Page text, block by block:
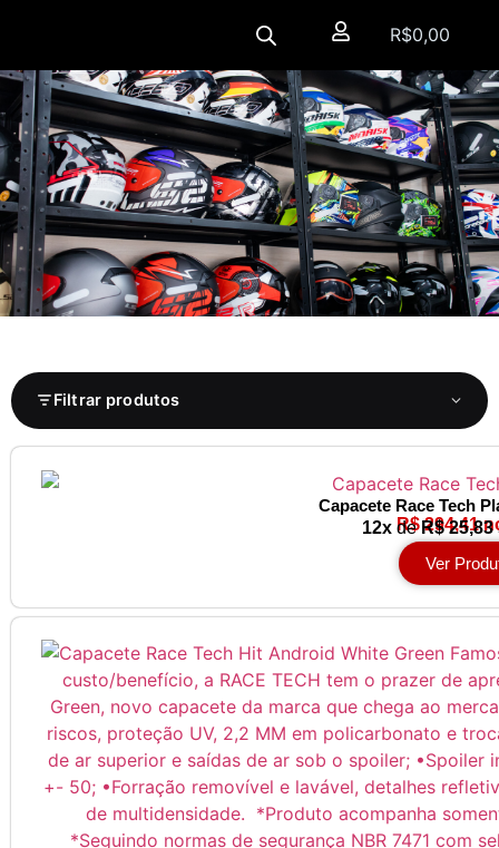
R$0,00
Filtrar produtos
Capacete Race Tech
R$ 294,41
12xde R$ 25,83
Ver